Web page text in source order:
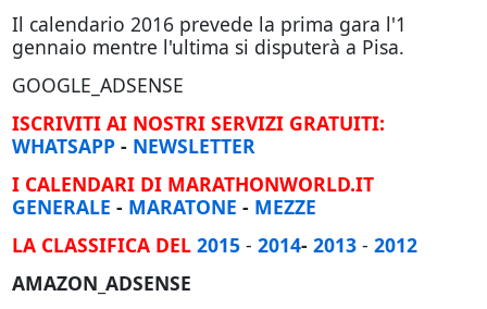
Il calendario 2016 prevede la prima gara l'1
gennaio mentre l'ultima si disputerà a Pisa.
GOOGLE_ADSENSE
ISCRIVITI AI NOSTRI SERVIZI GRATUITI:
WHATSAPP- NEWSLETTER
I CALENDARI DI MARATHONWORLD.IT
GENERALE - MARATONE - MEZZE
LA CLASSIFICA DEL 2015- 2014- 2013- 2012
AMAZON_ADSENSE